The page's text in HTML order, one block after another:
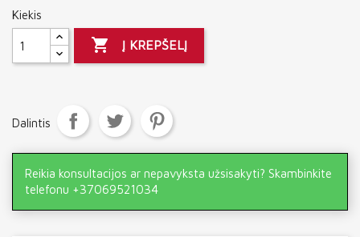
Kiekis
 Į KREPŠELĮ
Dalintis
Reikia konsultacijos ar nepavyksta užsisakyti? Skambinkite
telefonu +37069521034